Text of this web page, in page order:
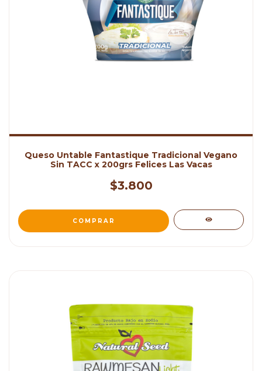
Queso Untable Fantastique Tradicional Vegano
Sin TACC x 200grs Felices Las Vacas
$3.800